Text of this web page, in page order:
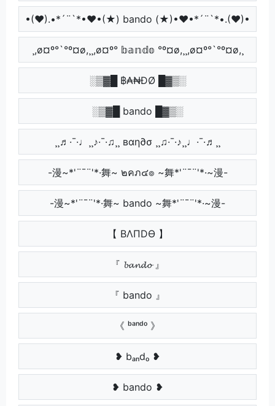
•(♥).•*´¨`*•♥•(★) bando (★)•♥•*´¨`*•.(♥)•
¸,ø¤º°`°º¤ø,¸¸,ø¤º° 𝕓𝕒𝕟𝕕𝕠 °º¤ø,¸¸,ø¤º°`°º¤ø,¸
░▒▓█ ฿₳₦ĐØ █▓▒░
░▒▓█ bando █▓▒░
¸¸♬·¯·♩¸¸♪·¯·♫¸¸ вαη∂σ ¸¸♫·¯·♪¸¸♩·¯·♬¸¸
-漫~*'¨¯¨'*·舞~ ๒คภ๔๏ ~舞*'¨¯¨'*·~漫-
-漫~*'¨¯¨'*·舞~ bando ~舞*'¨¯¨'*·~漫-
【 BΛПDӨ 】
『 𝓫𝓪𝓷𝓭𝓸 』
『 bando 』
《 ᵇᵃⁿᵈᵒ 》
❥ bₐₙdₒ ❥
❥ bando ❥